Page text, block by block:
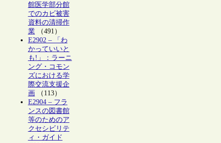
館医学部分館
でのカビ被害
資料の清掃作
業（491）
E2902 – 「わ
かっていいと
も!」：ラーニ
ング・コモン
ズにおける学
際交流支援企
画 （113）
E2904 – フラ
ンスの図書館
等のためのア
クセシビリテ
ィ・ガイド